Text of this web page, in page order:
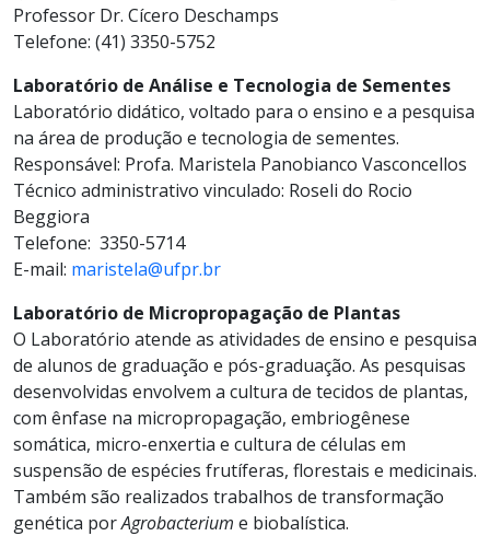
Professor Dr. Cícero Deschamps
Telefone: (41) 3350-5752
Laboratório de Análise e Tecnologia de Sementes
Laboratório didático, voltado para o ensino e a pesquisa
na área de produção e tecnologia de sementes.
Responsável: Profa. Maristela Panobianco Vasconcellos
Técnico administrativo vinculado: Roseli do Rocio
Beggiora
Telefone: 3350-5714
E-mail: maristela@ufpr.br
Laboratório de Micropropagação de Plantas
O Laboratório atende as atividades de ensino e pesquisa
de alunos de graduação e pós-graduação. As pesquisas
desenvolvidas envolvem a cultura de tecidos de plantas,
com ênfase na micropropagação, embriogênese
somática, micro-enxertia e cultura de células em
suspensão de espécies frutíferas, florestais e medicinais.
Também são realizados trabalhos de transformação
genética porAgrobacterium e biobalística.